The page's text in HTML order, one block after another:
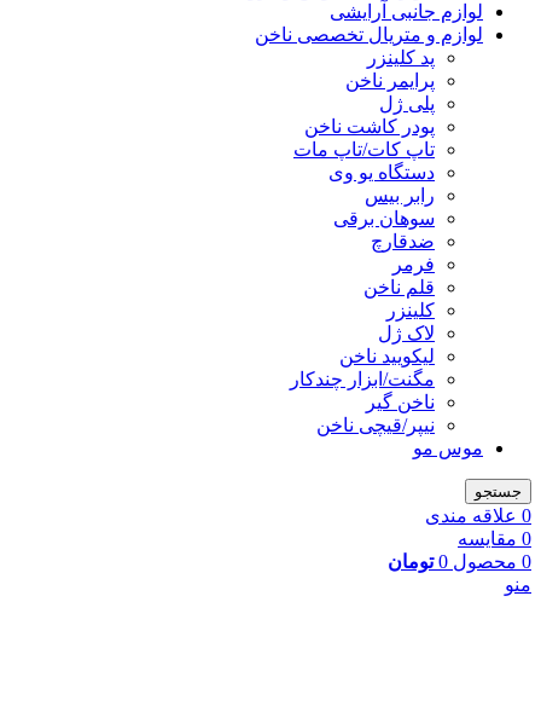
لوازم جانبی آرایشی
لوازم و متریال تخصصی ناخن
پد کلینزر
پرایمر ناخن
پلی ژل
پودر کاشت ناخن
تاپ کات/تاپ مات
دستگاه یو وی
رابر بیس
سوهان برقی
ضدقارچ
فرمر
قلم ناخن
کلینزر
لاک ژل
لیکوييد ناخن
مگنت/ابزار چندکار
ناخن گیر
نیپر/قیچی ناخن
موس مو
جستجو
0 علاقه مندی
0 مقایسه
0 محصول 0 تومان
منو